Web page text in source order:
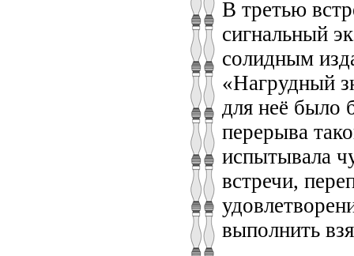
В третью
сигнальный
солидным
«Нагрудный
для неё было
перерыва
испытывала
встречи,
выполнить